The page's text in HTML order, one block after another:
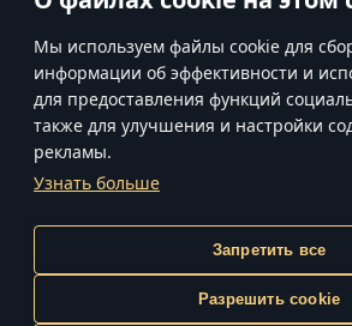
Мы используем файлы cookie для
информации об эффективности и
для предоставления функций
также для улучшения и настройки
рекламы.
Узнать больше
Запретить все
Разрешить cookie
Обсудить на
УСЛОВИЯ
ПОЛИТИКА
inCubator
© 2020—2026 Gaijin Games Kft. Все